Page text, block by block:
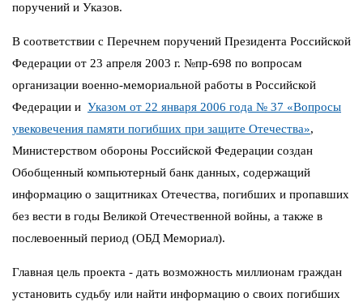
поручений и Указов.
В соответствии с Перечнем поручений Президента Российской
Федерации от 23 апреля 2003 г. №пр-698 по вопросам
организации военно-мемориальной работы в Российской
Федерации и Указом от 22 января 2006 года № 37 «Вопросы
увековечения памяти погибших при защите Отечества»,
Министерством обороны Российской Федерации создан
Обобщенный компьютерный банк данных, содержащий
информацию о защитниках Отечества, погибших и пропавших
без вести в годы Великой Отечественной войны, а также в
послевоенный период (ОБД Мемориал).
Главная цель проекта - дать возможность миллионам граждан
установить судьбу или найти информацию о своих погибших